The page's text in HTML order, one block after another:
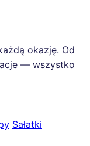
okazję. Od
— wszystko
Sałatki